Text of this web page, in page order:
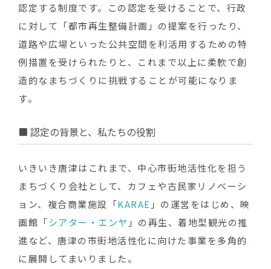
認定する制度です。この認定を受けることで、行政
に対して「都市再生整備計画」の提案を行ったり、
道路や広場といった公共空間を利活用するための特
例措置を受けられたりと、これまで以上に柔軟で創
造的なまちづくりに挑戦することが可能になりま
す。
■ 認定の背景と、私たちの役割
いきいき唐津はこれまで、中心市街地活性化を担う
まちづくり会社として、カフェや古民家リノベーシ
ョン、複合商業施設「KARAE 」の運営をはじめ、映
画館「シアター・エンヤ 」の再生、着地型観光の推
進など、唐津の市街地活性化に向けた事業を多角的
に展開してまいりました。